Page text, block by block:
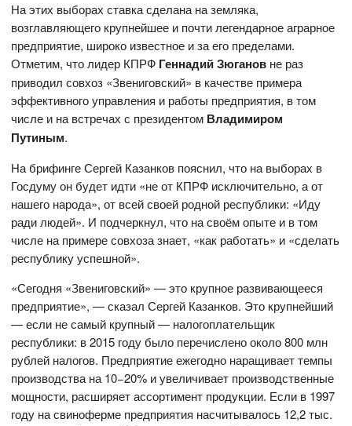
На этих выборах ставка сделана на земляка,
возглавляющего крупнейшее и почти легендарное аграрное
предприятие, широко известное и за его пределами.
Отметим, что лидер КПРФ Геннадий Зюганов не раз
приводил совхоз «Звениговский» в качестве примера
эффективного управления и работы предприятия, в том
числе и на встречах с президентом Владимиром
Путиным.
На брифинге Сергей Казанков пояснил, что на выборах в
Госдуму он будет идти «не от КПРФ исключительно, а от
нашего народа», от всей своей родной республики: «Иду
ради людей». И подчеркнул, что на своём опыте и в том
числе на примере совхоза знает, «как работать» и «сделать
республику успешной».
«Сегодня «Звениговский» — это крупное развивающееся
предприятие», — сказал Сергей Казанков. Это крупнейший
— если не самый крупный — налогоплательщик
республики: в 2015 году было перечислено около 800 млн
рублей налогов. Предприятие ежегодно наращивает темпы
производства на 10−20% и увеличивает производственные
мощности, расширяет ассортимент продукции. Если в 1997
году на свиноферме предприятия насчитывалось 12,2 тыс.